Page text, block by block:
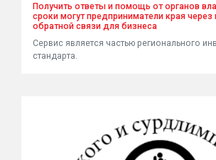
Получить ответы и помощь от органов
сроки могут предприниматели края
обратной связи для бизнеса
Сервис является частью регионального
стандарта.